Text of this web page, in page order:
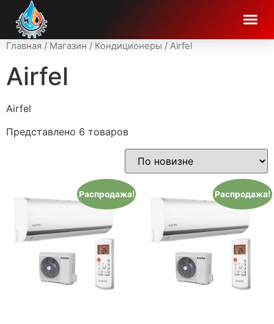
Главная / Магазин / Кондиционеры / Airfel
Airfel
Airfel
Представлено 6 товаров
Распродажа! Распродажа!